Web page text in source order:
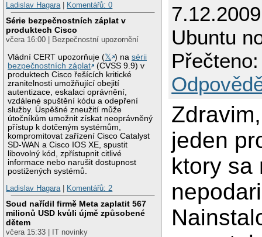
Ladislav Hagara| Komentářů: 0
Série bezpečnostních záplat v
produktech Cisco
včera 16:00 | Bezpečnostní upozornění
Vládní CERT upozorňuje (𝕏 ) nasérii
bezpečnostních záplat
(CVSS 9.9) v
produktech Cisco řešících kritické
zranitelnosti umožňující obejití
autentizace, eskalaci oprávnění,
vzdálené spuštění kódu a odepření
služby. Úspěšné zneužití může
útočníkům umožnit získat neoprávněný
přístup k dotčeným systémům,
kompromitovat zařízení Cisco Catalyst
SD-WAN a Cisco IOS XE, spustit
libovolný kód, zpřístupnit citlivé
informace nebo narušit dostupnost
postižených systémů.
Ladislav Hagara| Komentářů: 2
Soud nařídil firmě Meta zaplatit 567
milionů USD kvůli újmě způsobené
dětem
včera 15:33 | IT novinky
Ubuntu
jeden
ktory sa